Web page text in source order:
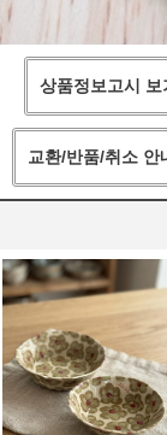
상품정보고시 보
교환/반품/취소 안